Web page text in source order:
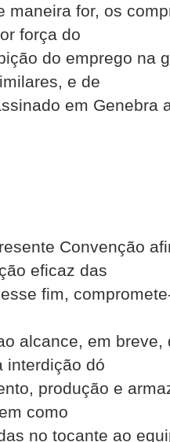
maneira for, os
força do
do emprego na
e de
em Genebra
Convenção
eficaz das
fim,
alcance, em breve,
interdição dó
produção e
como
no tocante ao